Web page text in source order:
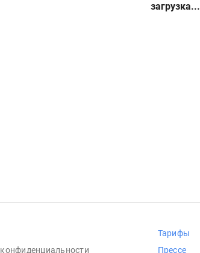
загрузка...
конфиденциальности
Тарифы
Прессе